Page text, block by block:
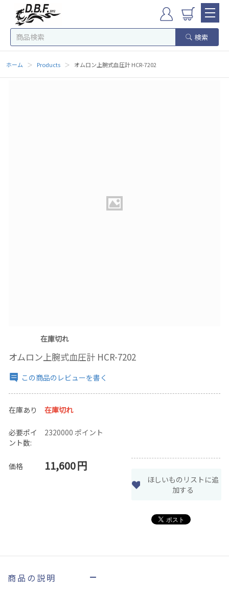
検索
ホーム ＞ Products ＞ オムロン上腕式血圧計 HCR-7202
在庫切れ
オムロン上腕式血圧計 HCR-7202
この商品のレビューを書く
在庫あり 在庫切れ
必要ポイ
ント数:
2320000 ポイント
価格 11,600円
ほしいものリストに追
加する
商品の説明